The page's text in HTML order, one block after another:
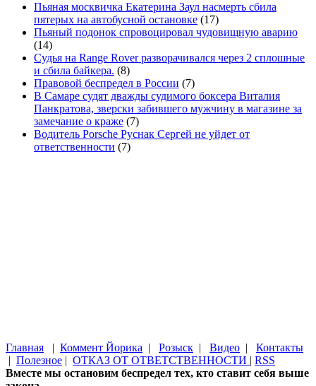
Пьяная москвичка Екатерина Заул насмерть сбила
пятерых на автобусной остановке (17)
Пьяный подонок спровоцировал чудовищную аварию
(14)
Судья на Range Rover разворачивался через 2 сплошные
и сбила байкера. (8)
Правовой беспредел в России (7)
В Самаре судят дважды судимого боксера Виталия
Панкратова, зверски забившего мужчину в магазине за
замечание о краже (7)
Водитель Porsche Руснак Сергей не уйдет от
ответственности (7)
Главная | Коммент Йорика | Розыск | Видео | Контакты
| Полезное | ОТКАЗ ОТ ОТВЕТСТВЕННОСТИ | RSS
Вместе мы остановим беспредел тех, кто ставит себя выше